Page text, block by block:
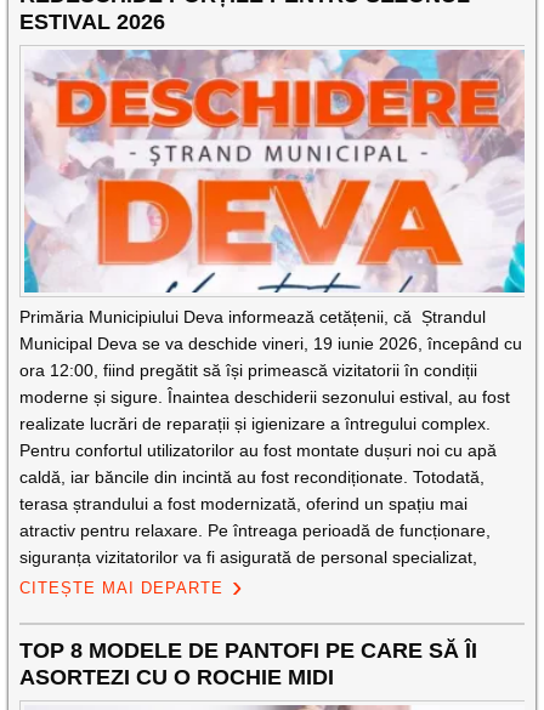
ESTIVAL 2026
Primăria Municipiului Deva informează cetățenii, că Ștrandul
Municipal Deva se va deschide vineri, 19 iunie 2026, începând cu
ora 12:00, fiind pregătit să își primească vizitatorii în condiții
moderne și sigure. Înaintea deschiderii sezonului estival, au fost
realizate lucrări de reparații și igienizare a întregului complex.
Pentru confortul utilizatorilor au fost montate dușuri noi cu apă
caldă, iar băncile din incintă au fost recondiționate. Totodată,
terasa ștrandului a fost modernizată, oferind un spațiu mai
atractiv pentru relaxare. Pe întreaga perioadă de funcționare,
siguranța vizitatorilor va fi asigurată de personal specializat,
CITEȘTE MAI DEPARTE
TOP 8 MODELE DE PANTOFI PE CARE SĂ ÎI
ASORTEZI CU O ROCHIE MIDI